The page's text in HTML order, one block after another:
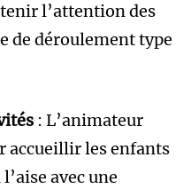
l’attention des
de déroulement type
: L’animateur
accueillir les enfants
avec une